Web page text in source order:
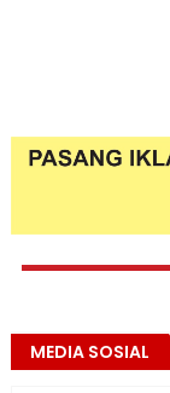
MEDIA SOSIAL